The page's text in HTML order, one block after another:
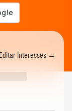
Editar interesses →